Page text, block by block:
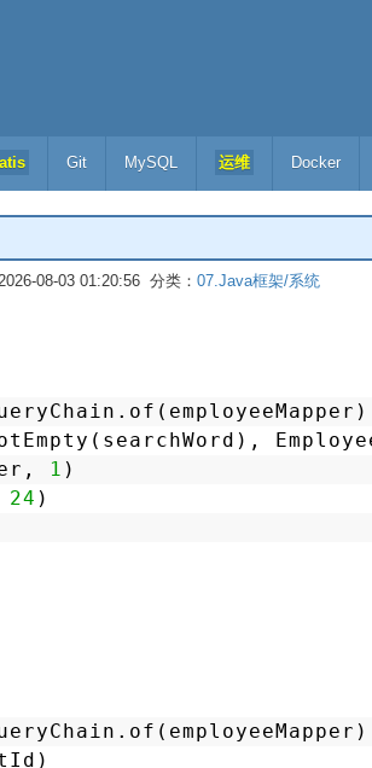
Git MySQL 运维 Docker
08-03 01:20:56 分类： 07.Java框架/系统
1 )
24 )